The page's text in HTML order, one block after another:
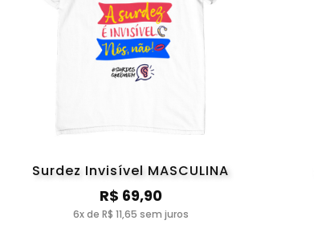
Surdez Invisível MASCULINA
R$ 69,90
6x de R$ 11,65 sem juros